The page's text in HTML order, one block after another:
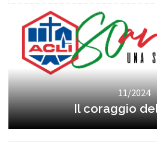
11/2024
Il coraggio